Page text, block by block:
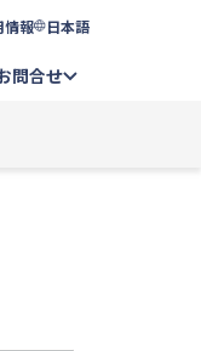
情報 日本語
問合せ